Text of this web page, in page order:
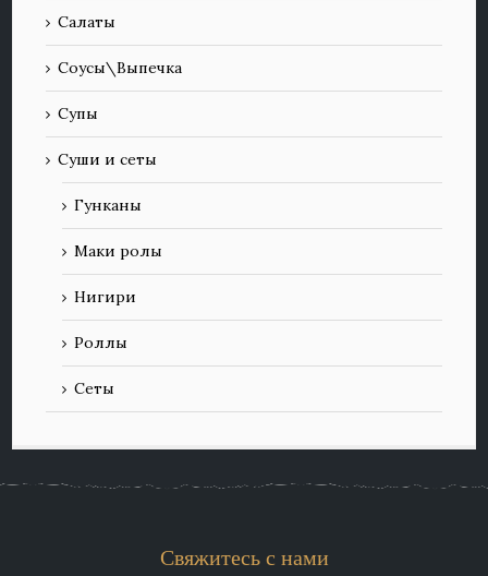
Салаты
Соусы\Выпечка
Супы
Суши и сеты
Гунканы
Маки ролы
Нигири
Роллы
Сеты
Свяжитесь с нами